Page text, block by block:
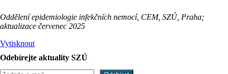
Oddělení epidemiologie infekčních nemocí, CEM, SZÚ, Praha;
aktualizace červenec 2025
Vytisknout
Odebírejte aktuality SZÚ